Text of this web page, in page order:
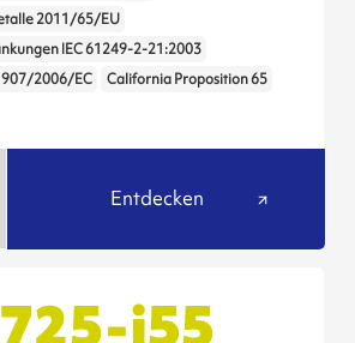
2011/65/EU
IEC 61249-2-21:2003
2006/EC
California Proposition 65
Entdecken